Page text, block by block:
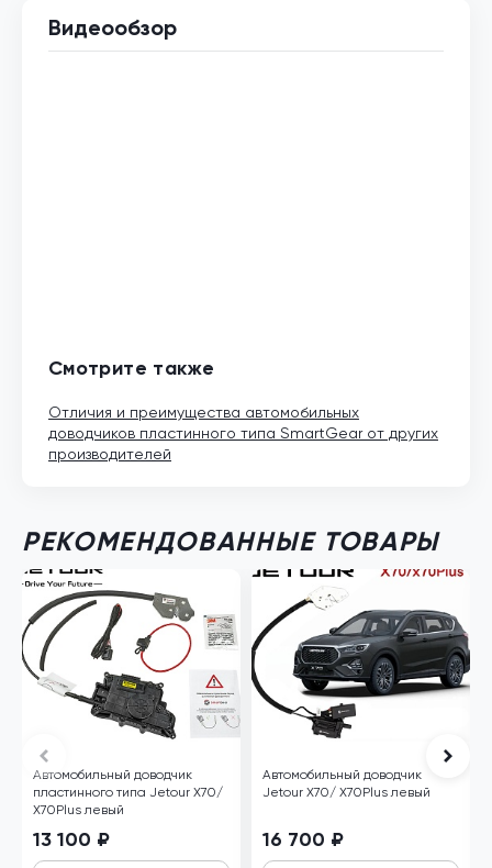
Видеообзор
Смотрите также
Отличия и преимущества автомобильных
доводчиков пластинного типа SmartGear от других
производителей
РЕКОМЕНДОВАННЫЕ ТОВАРЫ
Автомобильный доводчик
пластинного типа Jetour X70/
Х70Plus левый
13 100 ₽
Автомобильный доводчик
Jetour X70/ Х70Plus левый
16 700 ₽